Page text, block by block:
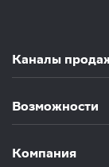
Каналы
Возможности
Компания